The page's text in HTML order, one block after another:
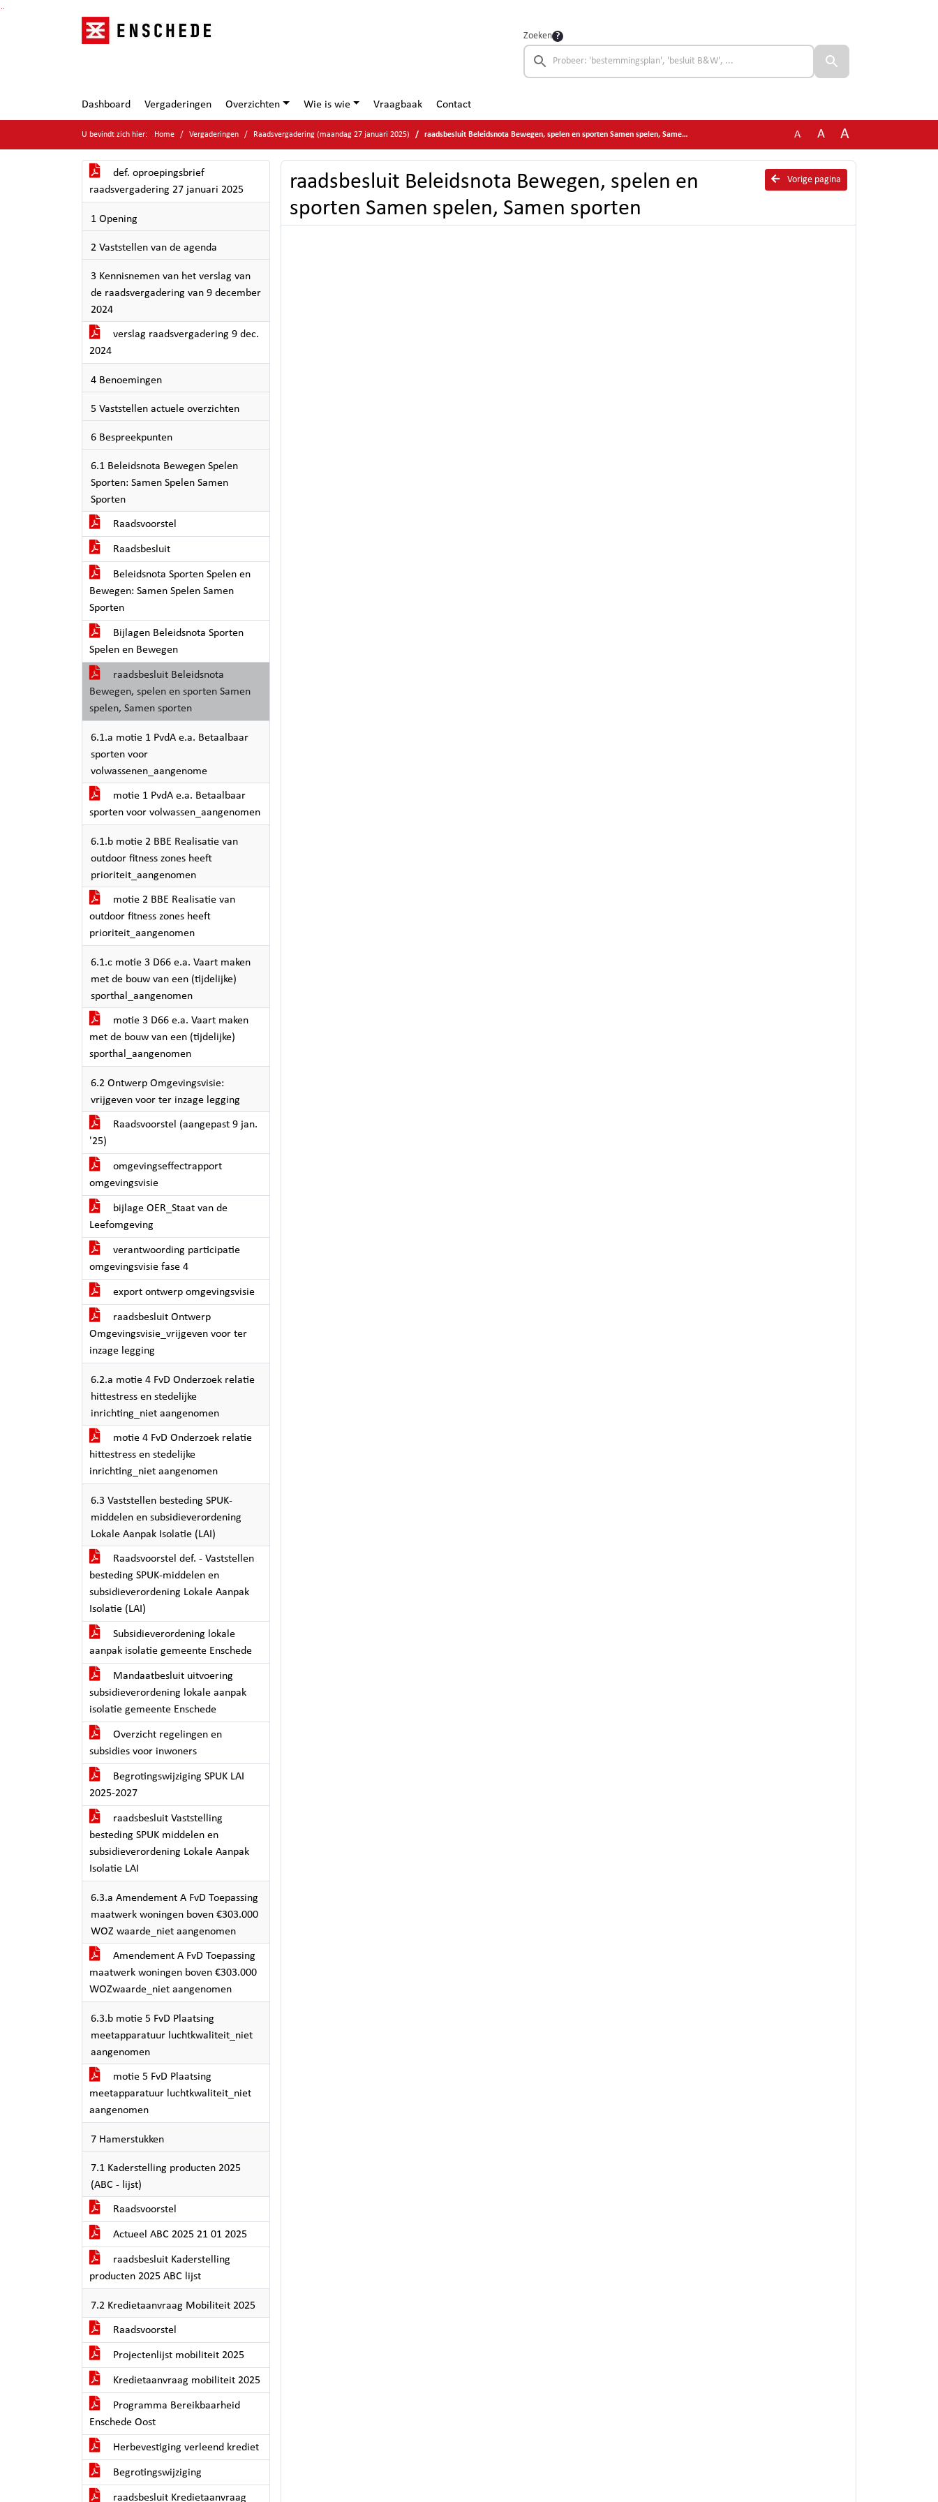
Ga naar de inhoud van deze pagina
Ga naar het zoeken
Ga naar het menu
Zoeken
Dashboard Vergaderingen Overzichten Wie is wie Vraagbaak Contact
U bevindt zich hier: Home Vergaderingen Raadsvergadering (maandag 27 januari 2025) raadsbesluit Beleidsnota Bewegen, spelen en sporten Samen spelen, Samen sporten A A A
def. oproepingsbrief
raadsvergadering 27 januari 2025
1 Opening
2 Vaststellen van de agenda
3 Kennisnemen van het verslag van
de raadsvergadering van 9 december
2024
verslag raadsvergadering 9 dec.
2024
4 Benoemingen
5 Vaststellen actuele overzichten
6 Bespreekpunten
6.1 Beleidsnota Bewegen Spelen
Sporten: Samen Spelen Samen
Sporten
Raadsvoorstel
Raadsbesluit
Beleidsnota Sporten Spelen en
Bewegen: Samen Spelen Samen
Sporten
Bijlagen Beleidsnota Sporten
Spelen en Bewegen
raadsbesluit Beleidsnota
Bewegen, spelen en sporten Samen
spelen, Samen sporten
6.1.a motie 1 PvdA e.a. Betaalbaar
sporten voor
volwassenen_aangenome
motie 1 PvdA e.a. Betaalbaar
sporten voor volwassen_aangenomen
6.1.b motie 2 BBE Realisatie van
outdoor fitness zones heeft
prioriteit_aangenomen
motie 2 BBE Realisatie van
outdoor fitness zones heeft
prioriteit_aangenomen
6.1.c motie 3 D66 e.a. Vaart maken
met de bouw van een (tijdelijke)
sporthal_aangenomen
motie 3 D66 e.a. Vaart maken
met de bouw van een (tijdelijke)
sporthal_aangenomen
6.2 Ontwerp Omgevingsvisie:
vrijgeven voor ter inzage legging
Raadsvoorstel (aangepast 9 jan.
'25)
omgevingseffectrapport
omgevingsvisie
bijlage OER_Staat van de
Leefomgeving
verantwoording participatie
omgevingsvisie fase 4
export ontwerp omgevingsvisie
raadsbesluit Ontwerp
Omgevingsvisie_vrijgeven voor ter
inzage legging
6.2.a motie 4 FvD Onderzoek relatie
hittestress en stedelijke
inrichting_niet aangenomen
motie 4 FvD Onderzoek relatie
hittestress en stedelijke
inrichting_niet aangenomen
6.3 Vaststellen besteding SPUK-
middelen en subsidieverordening
Lokale Aanpak Isolatie (LAI)
Raadsvoorstel def. - Vaststellen
besteding SPUK-middelen en
subsidieverordening Lokale Aanpak
Isolatie (LAI)
Subsidieverordening lokale
aanpak isolatie gemeente Enschede
Mandaatbesluit uitvoering
subsidieverordening lokale aanpak
isolatie gemeente Enschede
Overzicht regelingen en
subsidies voor inwoners
Begrotingswijziging SPUK LAI
2025-2027
raadsbesluit Vaststelling
besteding SPUK middelen en
subsidieverordening Lokale Aanpak
Isolatie LAI
6.3.a Amendement A FvD Toepassing
maatwerk woningen boven €303.000
WOZ waarde_niet aangenomen
Amendement A FvD Toepassing
maatwerk woningen boven €303.000
WOZwaarde_niet aangenomen
6.3.b motie 5 FvD Plaatsing
meetapparatuur luchtkwaliteit_niet
aangenomen
motie 5 FvD Plaatsing
meetapparatuur luchtkwaliteit_niet
aangenomen
7 Hamerstukken
7.1 Kaderstelling producten 2025
(ABC - lijst)
Raadsvoorstel
Actueel ABC 2025 21 01 2025
raadsbesluit Kaderstelling
producten 2025 ABC lijst
7.2 Kredietaanvraag Mobiliteit 2025
Raadsvoorstel
Projectenlijst mobiliteit 2025
Kredietaanvraag mobiliteit 2025
Programma Bereikbaarheid
Enschede Oost
Herbevestiging verleend krediet
Begrotingswijziging
raadsbesluit Kredietaanvraag
Vorige pagina
raadsbesluit Beleidsnota Bewegen, spelen en
sporten Samen spelen, Samen sporten